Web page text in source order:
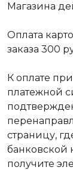
Магазина
Оплата
заказа 300
К оплате
платежной
страницу,
банковской
получите